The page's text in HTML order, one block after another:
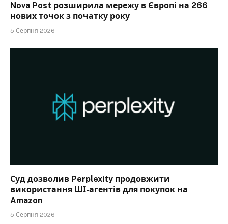
Nova Post розширила мережу в Європі на 266
нових точок з початку року
5 Серпня 2026
Суд дозволив Perplexity продовжити
використання ШІ-агентів для покупок на
Amazon
5 Серпня 2026